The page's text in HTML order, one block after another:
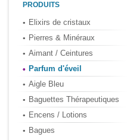
PRODUITS
Elixirs de cristaux
Pierres & Minéraux
Aimant / Ceintures
Parfum d'éveil
Aigle Bleu
Baguettes Thérapeutiques
Encens / Lotions
Bagues